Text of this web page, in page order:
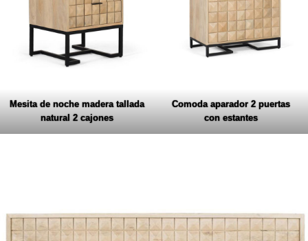
Mesita de noche madera tallada
natural 2 cajones
Comoda aparador 2 puertas
con estantes